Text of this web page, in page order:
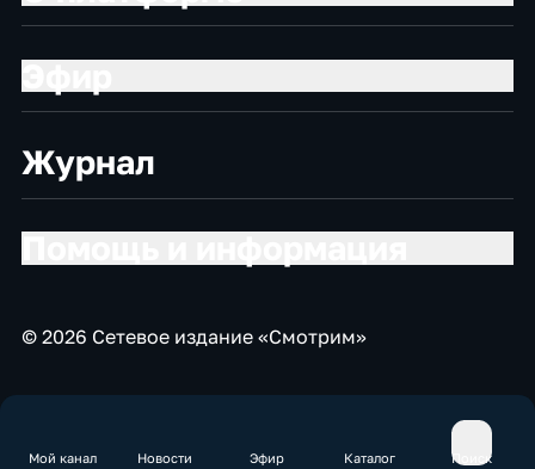
Мой канал Новости Эфир Каталог Поиск
Журнал
© 2026 Сетевое издание «Смотрим»